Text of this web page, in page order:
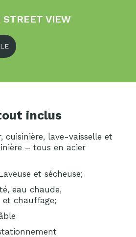
STREET VIEW
inclus
cuisinière, lave-vaisselle et
– tous en acier
et sécheuse;
eau chaude,
chauffage;